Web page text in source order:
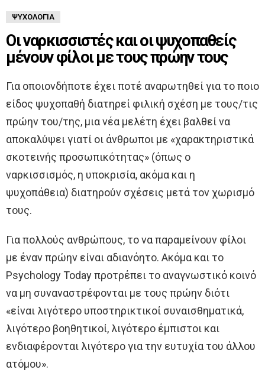
ΨΥΧΟΛΟΓΊΑ
Οι ναρκισσιστές και οι ψυχοπαθείς
μένουν φίλοι με τους πρώην τους
Για οποιονδήποτε έχει ποτέ αναρωτηθεί για το ποιο
είδος ψυχοπαθή διατηρεί φιλική σχέση με τους/τις
πρώην του/της, μια νέα μελέτη έχει βαλθεί να
αποκαλύψει γιατί οι άνθρωποι με «χαρακτηριστικά
σκοτεινής προσωπικότητας» (όπως ο
ναρκισσισμός, η υποκρισία, ακόμα και η
ψυχοπάθεια) διατηρούν σχέσεις μετά τον χωρισμό
τους.
Για πολλούς ανθρώπους, το να παραμείνουν φίλοι
με έναν πρώην είναι αδιανόητο. Ακόμα και το
Psychology Today προτρέπει το αναγνωστικό κοινό
να μη συναναστρέφονται με τους πρώην διότι
«είναι λιγότερο υποστηρικτικοί συναισθηματικά,
λιγότερο βοηθητικοί, λιγότερο έμπιστοι και
ενδιαφέρονται λιγότερο για την ευτυχία του άλλου
ατόμου».